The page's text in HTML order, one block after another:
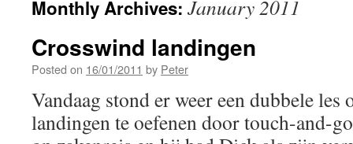
Monthly Archives: January 2011
Crosswind landingen
Posted on 16/01/2011 by Peter
Vandaag stond er weer een dubbele
landingen te oefenen door touch-and-